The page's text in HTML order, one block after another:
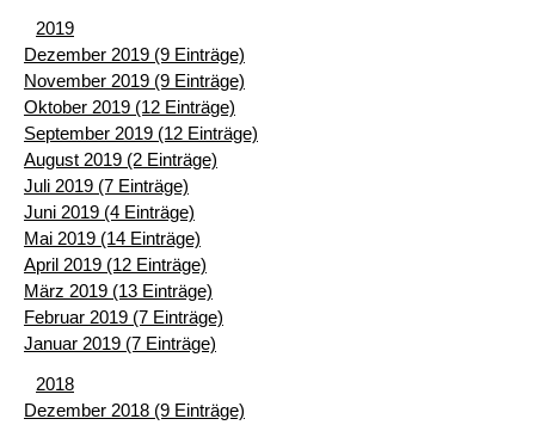
2019
Dezember 2019 (9 Einträge)
November 2019 (9 Einträge)
Oktober 2019 (12 Einträge)
September 2019 (12 Einträge)
August 2019 (2 Einträge)
Juli 2019 (7 Einträge)
Juni 2019 (4 Einträge)
Mai 2019 (14 Einträge)
April 2019 (12 Einträge)
März 2019 (13 Einträge)
Februar 2019 (7 Einträge)
Januar 2019 (7 Einträge)
2018
Dezember 2018 (9 Einträge)